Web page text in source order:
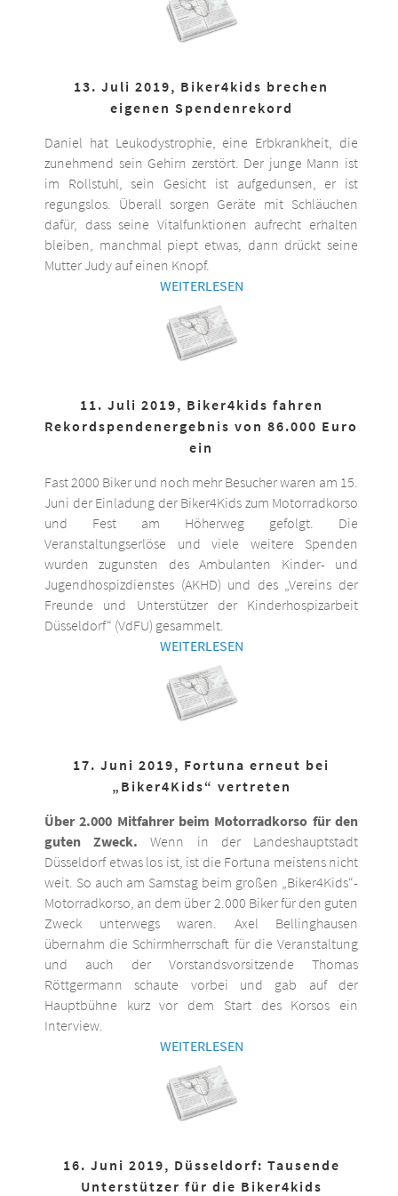
13. Juli 2019, Biker4kids brechen
eigenen Spendenrekord
Daniel hat Leukodystrophie, eine Erbkrankheit, die
zunehmend sein Gehirn zerstört. Der junge Mann ist
im Rollstuhl, sein Gesicht ist aufgedunsen, er ist
regungslos. Überall sorgen Geräte mit Schläuchen
dafür, dass seine Vitalfunktionen aufrecht erhalten
bleiben, manchmal piept etwas, dann drückt seine
Mutter Judy auf einen Knopf.
WEITERLESEN
11. Juli 2019, Biker4kids fahren
Rekordspendenergebnis von 86.000 Euro
ein
Fast 2000 Biker und noch mehr Besucher waren am 15.
Juni der Einladung der Biker4Kids zum Motorradkorso
und Fest am Höherweg gefolgt. Die
Veranstaltungserlöse und viele weitere Spenden
wurden zugunsten des Ambulanten Kinder- und
Jugendhospizdienstes (AKHD) und des „Vereins der
Freunde und Unterstützer der Kinderhospizarbeit
Düsseldorf“ (VdFU) gesammelt.
WEITERLESEN
17. Juni 2019, Fortuna erneut bei
„Biker4Kids“ vertreten
Über 2.000 Mitfahrer beim Motorradkorso für den
guten Zweck. Wenn in der Landeshauptstadt
Düsseldorf etwas los ist, ist die Fortuna meistens nicht
weit. So auch am Samstag beim großen „Biker4Kids“-
Motorradkorso, an dem über 2.000 Biker für den guten
Zweck unterwegs waren. Axel Bellinghausen
übernahm die Schirmherrschaft für die Veranstaltung
und auch der Vorstandsvorsitzende Thomas
Röttgermann schaute vorbei und gab auf der
Hauptbühne kurz vor dem Start des Korsos ein
Interview.
WEITERLESEN
16. Juni 2019, Düsseldorf: Tausende
Unterstützer für die Biker4kids